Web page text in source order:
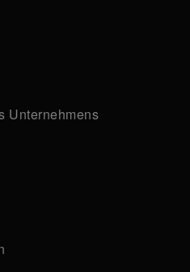
Unternehmens